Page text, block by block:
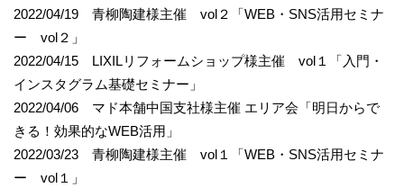
2022/04/19 青柳陶建様主催 vol２「WEB・SNS活用セミナ
ー vol２」
2022/04/15 LIXILリフォームショップ様主催 vol１「入門・
インスタグラム基礎セミナー」
2022/04/06 マド本舗中国支社様主催 エリア会「明日からで
きる！効果的なWEB活用」
2022/03/23 青柳陶建様主催 vol１「WEB・SNS活用セミナ
ー vol１」